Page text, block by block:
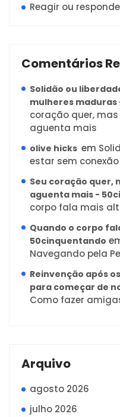
Reagir ou
Comentários
Solidão ou
mulheres
coração quer,
aguenta mais
olive hicks em
estar sem conexão
Seu coração quer,
aguenta mais -
corpo fala mais
Quando o corpo
50cinquentando
Navegando pela
Reinvenção após
para começar de
Como fazer
Arquivo
agosto 2026
julho 2026